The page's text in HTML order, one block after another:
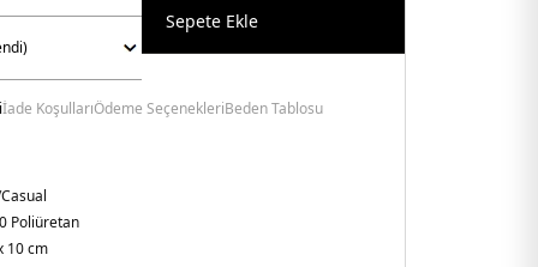
Sepete Ekle
İade KoşullarıÖdeme SeçenekleriBeden Tablosu
Poliüretan
10 cm